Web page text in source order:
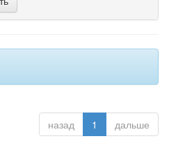
назад 1 дальше